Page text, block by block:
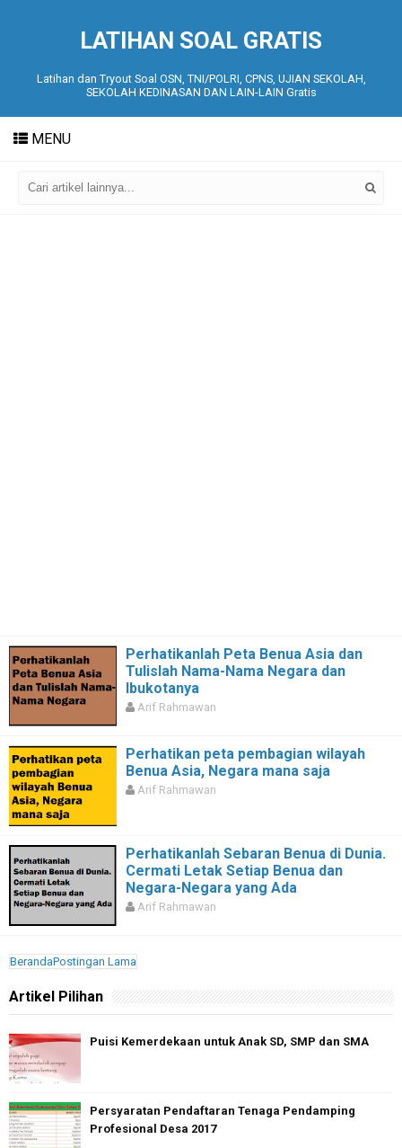
LATIHAN SOAL GRATIS
Latihan dan Tryout Soal OSN, TNI/POLRI, CPNS, UJIAN SEKOLAH,
SEKOLAH KEDINASAN DAN LAIN-LAIN Gratis
MENU
Perhatikanlah Peta Benua Asia dan
Tulislah Nama-Nama Negara dan
Ibukotanya
Arif Rahmawan
Perhatikan peta pembagian wilayah
Benua Asia, Negara mana saja
Arif Rahmawan
Perhatikanlah Sebaran Benua di Dunia.
Cermati Letak Setiap Benua dan
Negara-Negara yang Ada
Arif Rahmawan
Postingan Lama
Beranda
Artikel Pilihan
Puisi Kemerdekaan untuk Anak SD, SMP dan SMA
Persyaratan Pendaftaran Tenaga Pendamping
Profesional Desa 2017